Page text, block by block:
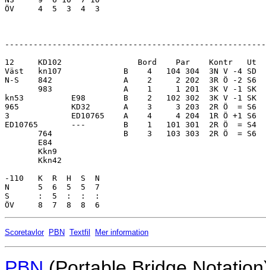
ÖV     4  5  3  4  3
12     KD102                Bord    Par    Kontr   Ut
Väst   kn107             B    4   104 304  3N V -4 SD
N-S    842               A    2     2 202  3R Ö -2 S6
983               A    1     1 201  3K V -1 SK
kn53          E98        B    2   102 302  3K V -1
965           KD32       A    3     3 203  2R Ö  = S6
3             ED10765    A    4     4 204  1R Ö +1
ED10765       ---        B    1   101 301  2R Ö  =
764               B    3   103 303  2R Ö  = S6
       E84
       Kkn9
       Kkn42
-110   K  R  H  S  N
N      5  6  5  5  7
S      :  5  :  :  :
Scoretavlor PBN Textfil Mer information